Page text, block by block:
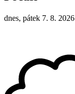
dnes, pátek 7. 8. 2026